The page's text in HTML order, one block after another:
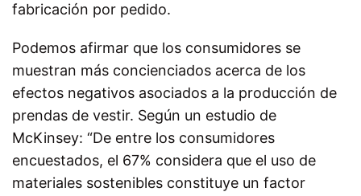
fabricación por pedido.
Podemos afirmar que los consumidores se
muestran más concienciados acerca de los
efectos negativos asociados a la producción de
prendas de vestir. Según un estudio de
McKinsey: “De entre los consumidores
encuestados, el 67% considera que el uso de
materiales sostenibles constituye un factor